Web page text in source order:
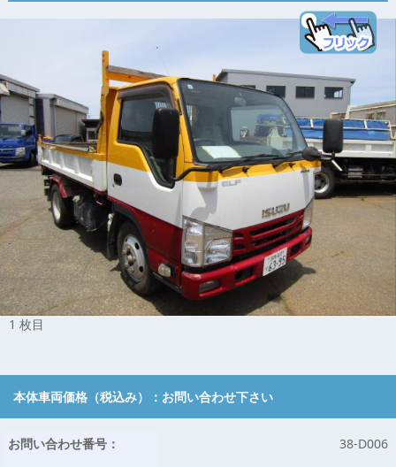
1 枚目
本体車両価格（税込み）： お問い合わせ下さい
お問い合わせ番号： 38-D006